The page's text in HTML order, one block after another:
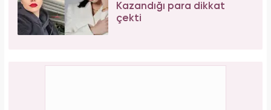
Kazandığı para dikkat
çekti